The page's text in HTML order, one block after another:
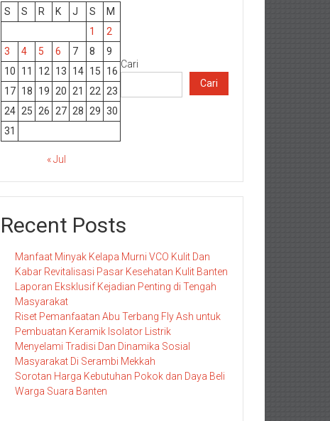
S
S R K J S
M
1
2
3
4 5 6 7 8
9
10
11 12 13 14 15
16
17 18 19 20 21 22
23
24 25 26 27 28 29 30
31
« Jul
Cari
Cari
Recent Posts
Manfaat Minyak Kelapa Murni VCO Kulit Dan
Kabar Revitalisasi Pasar Kesehatan Kulit Banten
Laporan Eksklusif Kejadian Penting di Tengah
Masyarakat
Riset Pemanfaatan Abu Terbang Fly Ash untuk
Pembuatan Keramik Isolator Listrik
Menyelami Tradisi Dan Dinamika Sosial
Masyarakat Di Serambi Mekkah
Sorotan Harga Kebutuhan Pokok dan Daya Beli
Warga Suara Banten